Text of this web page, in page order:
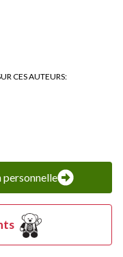
CES AUTEURS
personnelle